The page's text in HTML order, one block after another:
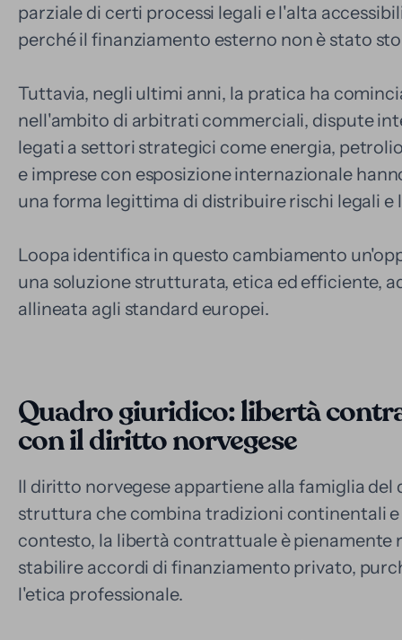
parziale di certi processi legali e l'alta
perché il finanziamento esterno non è stato
Tuttavia, negli ultimi anni, la pratica ha
nell'ambito di arbitrati commerciali, dispute
legati a settori strategici come energia,
e imprese con esposizione internazionale
una forma legittima di distribuire rischi legali e
Loopa identifica in questo cambiamento
una soluzione strutturata, etica ed efficiente,
allineata agli standard europei.
Quadro giuridico: libertà
con il diritto norvegese
Il diritto norvegese appartiene alla famiglia
struttura che combina tradizioni continentali
contesto, la libertà contrattuale è pienamente
stabilire accordi di finanziamento privato,
l'etica professionale.